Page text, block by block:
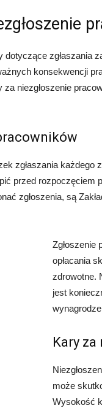
zgłaszania
konsekwencji
niezgłoszenie
zgłaszania każdego
przed rozpoczęciem
zgłoszenia, są
Zgłoszenie
opłacania
zdrowotne.
jest
Kary
może
Wysokość